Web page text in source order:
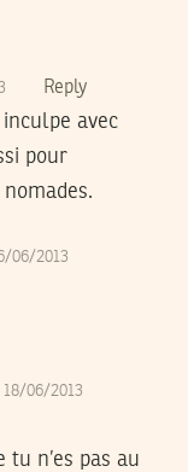
Reply
avec
pour
06/2013
06/2013
tu n’es pas au